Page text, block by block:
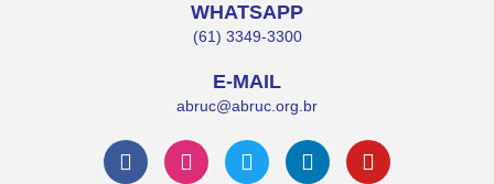
WHATSAPP
(61) 3349-3300
E-MAIL
abruc@abruc.org.br